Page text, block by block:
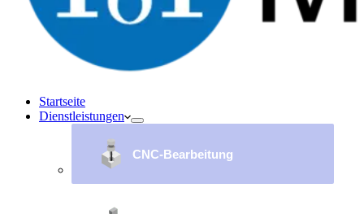
Startseite
Dienstleistungen
CNC-Bearbeitung